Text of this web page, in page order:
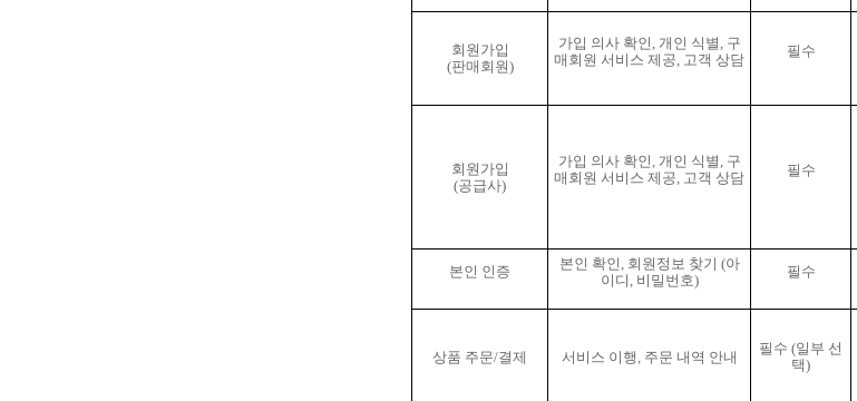
회원가입
(판매회원)
가입 의사 확인 , 개인 식별 , 구
매회원 서비스 제공, 고객 상담
필수
회원가입
(공급사)
가입 의사 확인 , 개인 식별 , 구
매회원 서비스 제공, 고객 상담 필수
본인 인증 본인 확인 , 회원정보 찾기 (아
이디 , 비밀번호)
필수
상품 주문/결제 서비스 이행 , 주문 내역 안내
필수 (일부 선
택)